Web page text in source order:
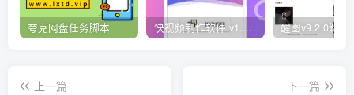
夸克网盘任务脚本 快视频制作软件 v1.1.1安卓版
上一篇
下一篇